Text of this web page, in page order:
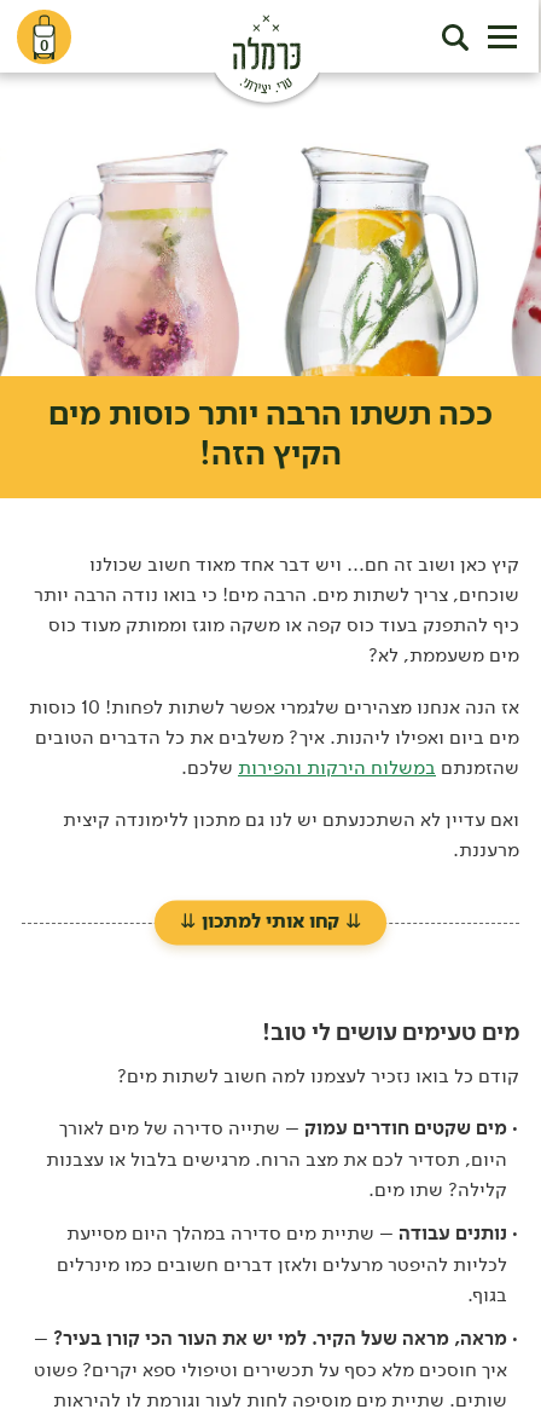
0
ככה תשתו הרבה יותר כוסות מים
הקיץ הזה!
קיץ כאן ושוב זה חם… ויש דבר אחד מאוד חשוב שכולנו
שוכחים, צריך לשתות מים. הרבה מים! כי בואו נודה הרבה יותר
כיף להתפנק בעוד כוס קפה או משקה מוגז וממותק מעוד כוס
מים משעממת, לא?
אז הנה אנחנו מצהירים שלגמרי אפשר לשתות לפחות! 10 כוסות
מים ביום ואפילו ליהנות. איך? משלבים את כל הדברים הטובים
שהזמנתם במשלוח הירקות והפירותשלכם.
ואם עדיין לא השתכנעתם יש לנו גם מתכון ללימונדה קיצית
מרעננת.
⇊ קחו אותי למתכון ⇊
מים טעימים עושים לי טוב!
קודם כל בואו נזכיר לעצמנו למה חשוב לשתות מים?
מים שקטים חודרים עמוק– שתייה סדירה של מים לאורך
היום, תסדיר לכם את מצב הרוח. מרגישים בלבול או עצבנות
קלילה? שתו מים.
נותנים עבודה – שתיית מים סדירה במהלך היום מסייעת
לכליות להיפטר מרעלים ולאזן דברים חשובים כמו מינרלים
בגוף.
מראה, מראה שעל הקיר. למי יש את העור הכי קורן בעיר?–
איך חוסכים מלא כסף על תכשירים וטיפולי ספא יקרים? פשוט
שותים. שתיית מים מוסיפה לחות לעור וגורמת לו להיראות